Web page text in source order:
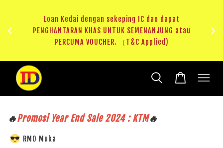
Loan Kedai dengan sekeping IC dan dapat
PENGHANTARAN KHAS UNTUK SEMENANJUNG atau
PERCUMA VOUCHER. （T&C Applied)
🔥Promosi Year End Sale 2024 : KTM🔥
RM0 Muka